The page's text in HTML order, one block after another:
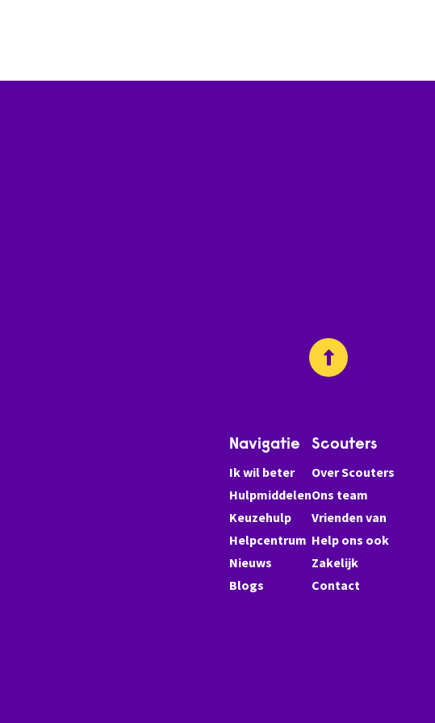
Navigatie
Ik wil beter
Hulpmiddelen
Keuzehulp
Helpcentrum
Nieuws
Blogs
Scouters
Over Scouters
Ons team
Vrienden van
Help ons ook
Zakelijk
Contact